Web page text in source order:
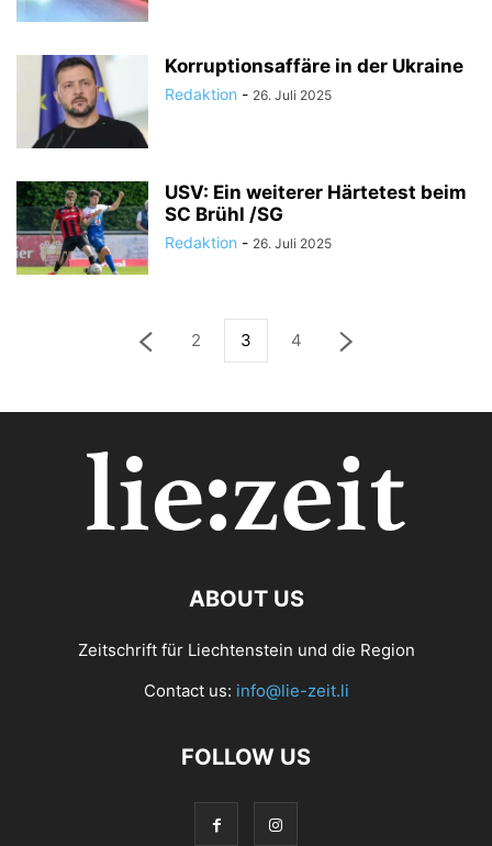
Korruptionsaffäre in der Ukraine
Redaktion - 26. Juli 2025
USV: Ein weiterer Härtetest beim
SC Brühl /SG
Redaktion - 26. Juli 2025
2 3 4
ABOUT US
Zeitschrift für Liechtenstein und die Region
Contact us: info@lie-zeit.li
FOLLOW US